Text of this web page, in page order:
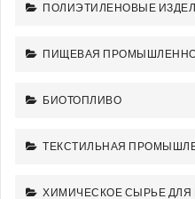
ПОЛИЭТИЛЕНОВЫЕ
ПИЩЕВАЯ
БИОТОПЛИВО
ТЕКСТИЛЬНАЯ
ХИМИЧЕСКОЕ СЫРЬЕ ДЛЯ